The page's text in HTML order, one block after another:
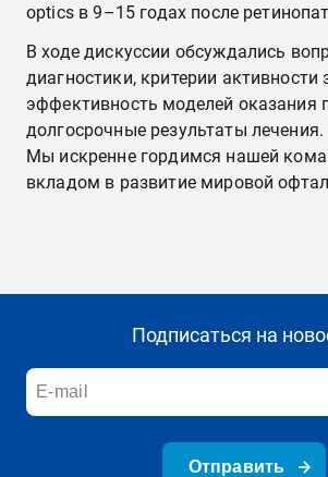
optics в 9–15 годах после
В ходе дискуссии обсуждались
диагностики, критерии активности
эффективность моделей оказания
долгосрочные результаты лечения.
Мы искренне гордимся нашей
вкладом в развитие мировой
Подписаться на
Отправить